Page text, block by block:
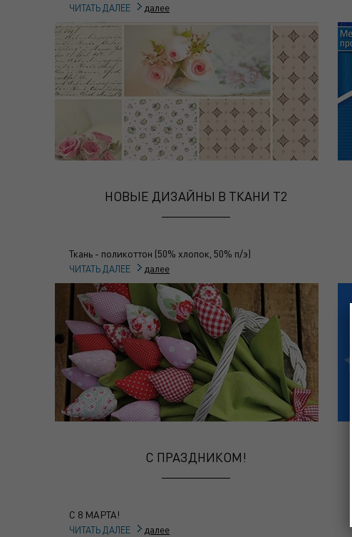
ЧИТАТЬ ДАЛЕЕ далее
НОВЫЕ ДИЗАЙНЫ В ТКАНИ Т2
Ткань - поликоттон (50% хлопок, 50% п/э)
ЧИТАТЬ ДАЛЕЕ далее
С ПРАЗДНИКОМ!
С 8 МАРТА!
ЧИТАТЬ ДАЛЕЕ далее